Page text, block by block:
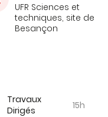
UFR Sciences et
techniques, site de
Besançon
Travaux
Dirigés
15h